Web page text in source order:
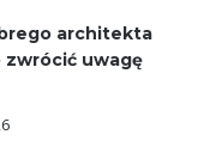
architekta
zwrócić uwagę